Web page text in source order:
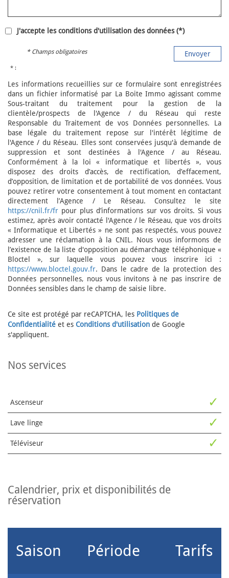
J'accepte les conditions d'utilisation des données (*)
Envoyer
* Champs obligatoires
* :
Les informations recueillies sur ce formulaire sont enregistrées
dans un fichier informatisé par La Boite Immo agissant comme
Sous-traitant du traitement pour la gestion de la
clientèle/prospects de l'Agence / du Réseau qui reste
Responsable du Traitement de vos Données personnelles. La
base légale du traitement repose sur l'intérêt légitime de
l'Agence / du Réseau. Elles sont conservées jusqu'à demande de
suppression et sont destinées à l'Agence / au Réseau.
Conformément à la loi « informatique et libertés », vous
disposez des droits d’accès, de rectification, d’effacement,
d’opposition, de limitation et de portabilité de vos données. Vous
pouvez retirer votre consentement à tout moment en contactant
directement l’Agence / Le Réseau. Consultez le site
https://cnil.fr/fr pour plus d’informations sur vos droits. Si vous
estimez, après avoir contacté l'Agence / le Réseau, que vos droits
« Informatique et Libertés » ne sont pas respectés, vous pouvez
adresser une réclamation à la CNIL. Nous vous informons de
l’existence de la liste d'opposition au démarchage téléphonique «
Bloctel », sur laquelle vous pouvez vous inscrire ici :
https://www.bloctel.gouv.fr. Dans le cadre de la protection des
Données personnelles, nous vous invitons à ne pas inscrire de
Données sensibles dans le champ de saisie libre.
Ce site est protégé par reCAPTCHA, les Politiques de
Confidentialité et es Conditions d'utilisation de Google
s'appliquent.
nos services
Ascenseur ✓
Lave linge ✓
Téléviseur ✓
calendrier, prix et disponibilités de
réservation
Saison Période Tarifs